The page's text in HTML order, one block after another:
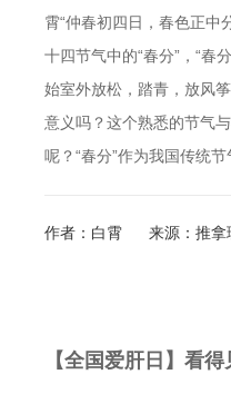
霄“仲春初四日，春色正中
十四节气中的“春分”，“春
始室外放松，踏青，放风
意义吗？这个熟悉的节气
呢？“春分”作为我国传统
作者：白霄 来源：推拿
【全国爱肝日】看